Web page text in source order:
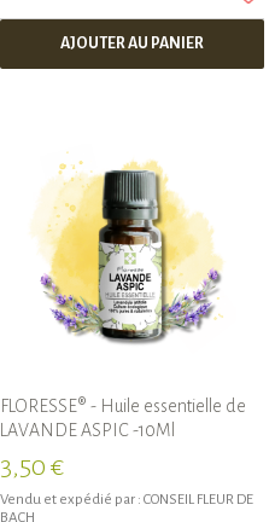
AJOUTER AU PANIER
FLORESSE® - Huile essentielle de
LAVANDE ASPIC -10Ml
3,50 €
Vendu et expédié par : CONSEIL FLEUR DE
BACH